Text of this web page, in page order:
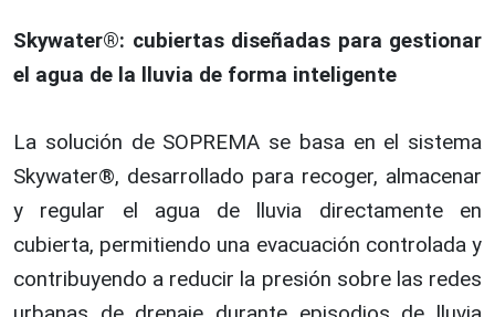
Skywater®: cubiertas diseñadas para gestionar
el agua de la lluvia de forma inteligente
La solución de SOPREMA se basa en el sistema
Skywater®, desarrollado para recoger, almacenar
y regular el agua de lluvia directamente en
cubierta, permitiendo una evacuación controlada y
contribuyendo a reducir la presión sobre las redes